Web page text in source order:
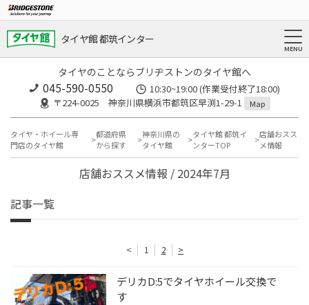
タイヤ館 都筑インター
タイヤのことならブリヂストンのタイヤ館へ
045-590-0550
10:30~19:00 (作業受付終了18:00)
〒224-0025 神奈川県横浜市都筑区早渕1-29-1
Map
タイヤ・ホイール専
門店のタイヤ館
都道府県
から探す
神奈川県の
タイヤ館
タイヤ館 都筑イ
ンターTOP
店舗おスス
メ情報
店舗おススメ情報 / 2024年7月
記事一覧
< 1 2 >
デリカD:5でタイヤホイール交換で
す